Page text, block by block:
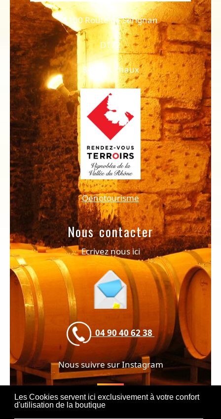
Les Cookies servent ici exclusivement à votre confort
d'utilisation de la boutique
1100 Route de Sérignan
D172
84100 Uchaux
Oenotourisme
Nous contacter
Ecrivez nous ici
04 90 40 62 38
Nous suivre sur Instagram